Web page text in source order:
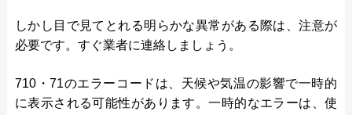
しかし目で見てとれる明らかな異常がある際は、注意が
必要です。すぐ業者に連絡しましょう。
710・71のエラーコードは、天候や気温の影響で一時的
に表示される可能性があります。一時的なエラーは、使